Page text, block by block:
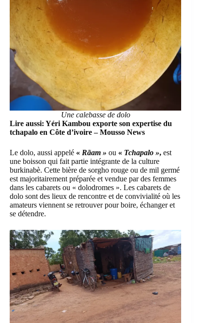
Une calebasse de dolo
Lire aussi: Yéri Kambou exporte son expertise du
tchapalo en Côte d’ivoire – Mousso News
Le dolo, aussi appelé « Rãam » ou « Tchapalo », est
une boisson qui fait partie intégrante de la culture
burkinabè. Cette bière de sorgho rouge ou de mil germé
est majoritairement préparée et vendue par des femmes
dans les cabarets ou « dolodromes ». Les cabarets de
dolo sont des lieux de rencontre et de convivialité où les
amateurs viennent se retrouver pour boire, échanger et
se détendre.